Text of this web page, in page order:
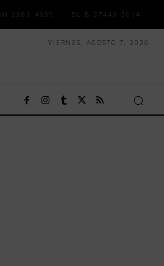
2385-4839 DL B 27443-2014
VIERNES, AGOSTO 7, 2026